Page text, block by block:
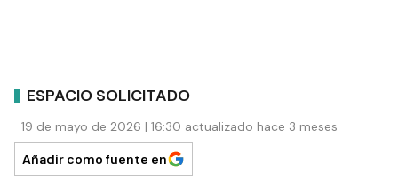
ESPACIO SOLICITADO
19 de mayo de 2026 | 16:30 actualizado hace 3 meses
Añadir como fuente en